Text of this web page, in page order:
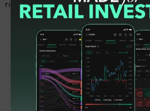
rights issue yang menyebabkan